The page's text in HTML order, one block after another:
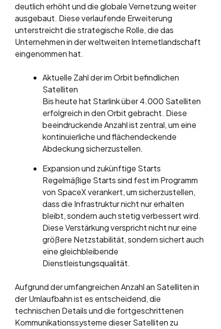
deutlich erhöht und die globale Vernetzung weiter
ausgebaut. Diese verlaufende Erweiterung
unterstreicht die strategische Rolle, die das
Unternehmen in der weltweiten Internetlandschaft
eingenommen hat.
Aktuelle Zahl der im Orbit befindlichen
Satelliten
Bis heute hat Starlink über 4.000 Satelliten
erfolgreich in den Orbit gebracht. Diese
beeindruckende Anzahl ist zentral, um eine
kontinuierliche und flächendeckende
Abdeckung sicherzustellen.
Expansion und zukünftige Starts
Regelmäßige Starts sind fest im Programm
von SpaceX verankert, um sicherzustellen,
dass die Infrastruktur nicht nur erhalten
bleibt, sondern auch stetig verbessert wird.
Diese Verstärkung verspricht nicht nur eine
größere Netzstabilität, sondern sichert auch
eine gleichbleibende
Dienstleistungsqualität.
Aufgrund der umfangreichen Anzahl an Satelliten in
der Umlaufbahn ist es entscheidend, die
technischen Details und die fortgeschrittenen
Kommunikationssysteme dieser Satelliten zu